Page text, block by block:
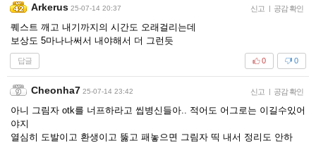
Arkerus 25-07-14 20:37 신고 | 공감 확인
퀘스트 깨고 내기까지의 시간도 오래걸리는데
보상도 5마나나써서 내야해서 더 그런듯
답글 0
0
Cheonha7 25-07-14 23:42 신고 | 공감 확인
아니 그림자 otk를 너프하라고 씹병신들아.. 적어도 어그로는 이길수있어
야지
열심히 도발이고 환생이고 뚫고 패놓으면 그림자 띡 내서 정리도 안하